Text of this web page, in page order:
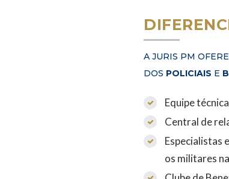
A JURIS PM
DOS POLICIAIS E
Equipe
Central de
Especialistas
os militares